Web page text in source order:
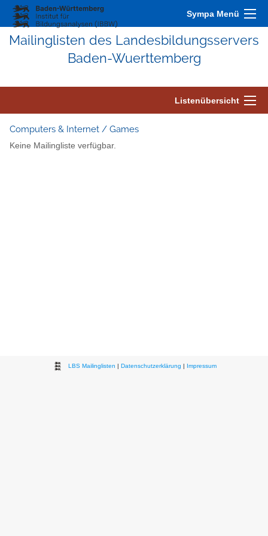
Sympa Menü
Mailinglisten des Landesbildungsservers
Baden-Wuerttemberg
Listenübersicht
Computers & Internet / Games
Keine Mailingliste verfügbar.
LBS Mailinglisten | Datenschutzerklärung | Impressum